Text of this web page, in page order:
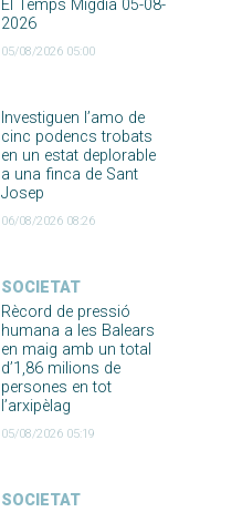
El Temps Migdia 05-08-
2026
05/08/2026 05:00
Investiguen l’amo de
cinc podencs trobats
en un estat deplorable
a una finca de Sant
Josep
06/08/2026 08:26
SOCIETAT
Rècord de pressió
humana a les Balears
en maig amb un total
d’1,86 milions de
persones en tot
l’arxipèlag
05/08/2026 05:19
SOCIETAT